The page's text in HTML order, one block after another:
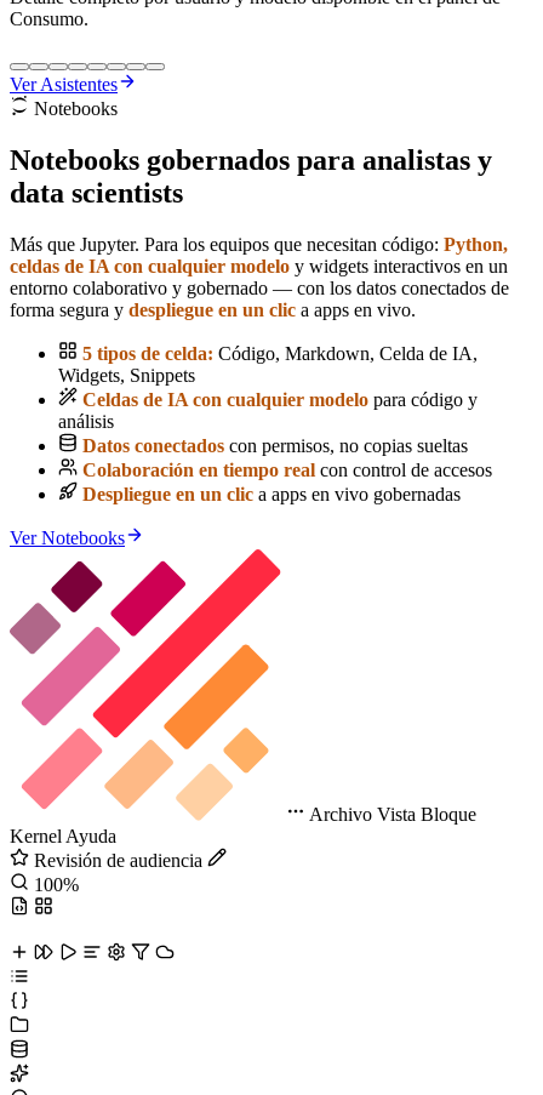
Consumo.
Ver Asistentes
Notebooks
Notebooks gobernados para analistas y
data scientists
Más que Jupyter. Para los equipos que necesitan código: Python,
celdas de IA con cualquier modelo y widgets interactivos en un
entorno colaborativo y gobernado — con los datos conectados de
forma segura y despliegue en un clic a apps en vivo.
5 tipos de celda: Código, Markdown, Celda de IA,
Widgets, Snippets
Celdas de IA con cualquier modelo para código y
análisis
Datos conectados con permisos, no copias sueltas
Colaboración en tiempo real con control de accesos
Despliegue en un clic a apps en vivo gobernadas
Ver Notebooks
Archivo Vista Bloque
Kernel Ayuda
Revisión de audiencia
100%